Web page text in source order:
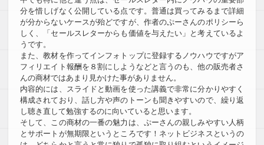
分を惜しげなく公開している点です。普通は買ってみるまで詳細
が分からないケースが殆どですが、作者のぷーさんのポリシーら
しく、「セールスレターからも価値を与えたい」と考えているよ
うです。
また、教材を作ってインフォトップに登録するノウハウですがア
フィリエイト報酬を８割にしようなどと言うのも、他の販売者さ
んの商材ではあまり見かけた事がありません。
内容的には、スライドと動画を使った講義で非常に分かりやすく
構成されており、話し方や声のトーンも聞きやすいので、繰り返
し聴き直して勉強するのに向いていると思います。
そして、この商材の一番の魅力は、ぷーさんの親しみやすい人柄
とサポートが無期限というところです！ネットビジネスというの